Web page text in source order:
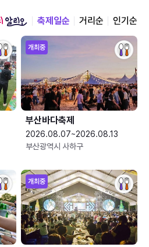
축제일순 거리순 인기순
개최중
부산바다축제
2026.08.07~2026.08.13
부산광역시 사하구
개최중